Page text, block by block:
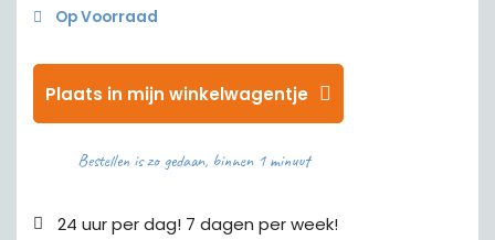
Op Voorraad
Plaats in mijn winkelwagentje
Bestellen is zo gedaan, binnen 1 minuut
24 uur per dag! 7 dagen per week!